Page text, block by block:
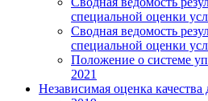
специальной оценки
Сводная ведомость
специальной оценки
Положение о системе
2021
Независимая оценка